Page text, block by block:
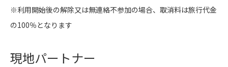
※利用開始後の解除又は無連絡不参加の場合、取消料は旅行代金
の100％となります
現地パートナー